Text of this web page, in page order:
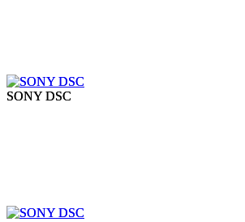
SONY DSC
SONY DSC